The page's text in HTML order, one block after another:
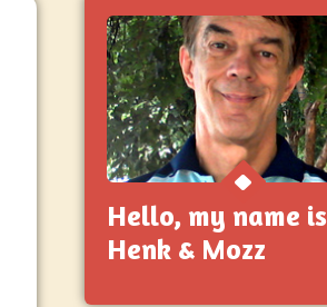
Hello, my name is
Henk & Mozz